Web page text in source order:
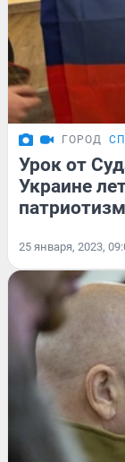
ГОРОД
Урок от
Украине
25 января, 2023,